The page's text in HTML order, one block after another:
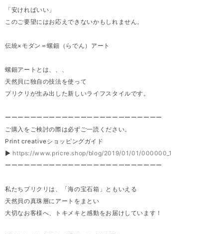
「安ければいい」
このご要望にはお応えできないかもしれません。
伝統×モダン＝螺鈿（らでん）アート
螺鈿アートとは、、、
天然貝に独自の技法を使って
プリクリが生み出した新しいライフスタイルです。
ーーーーーーーーーーーーーーーーーーーーーーーーー
ご購入をご検討の際は必ずご一読ください。
Print creativeショッピングガイド
▶ https://www.pricre.shop/blog/2019/01/01/000000_1
ーーーーーーーーーーーーーーーーーーーーーーーーー
私たちプリクリは、「海の宝石箱」ともいえる
天然貝の真珠層にアートをまとい
大切なお客様へ、トキメキと感動をお届けしています！